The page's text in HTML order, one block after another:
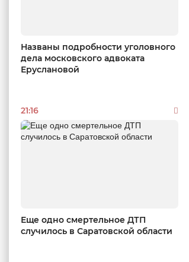
Названы подробности уголовного
дела московского адвоката
Еруслановой
21:16
Еще одно смертельное ДТП
случилось в Саратовской области